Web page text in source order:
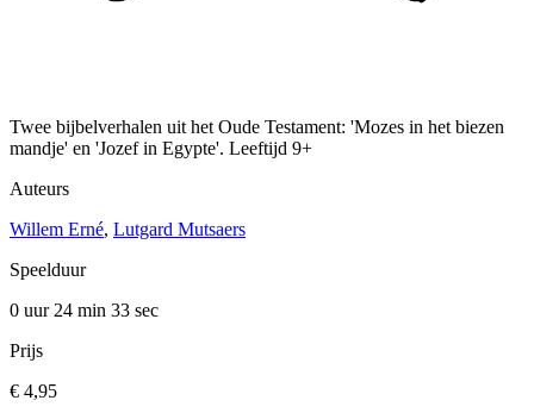
Twee bijbelverhalen uit het Oude Testament: 'Mozes in het biezen
mandje' en 'Jozef in Egypte'. Leeftijd 9+
Auteurs
Willem Erné, Lutgard Mutsaers
Speelduur
0 uur 24 min 33 sec
Prijs
€ 4,95